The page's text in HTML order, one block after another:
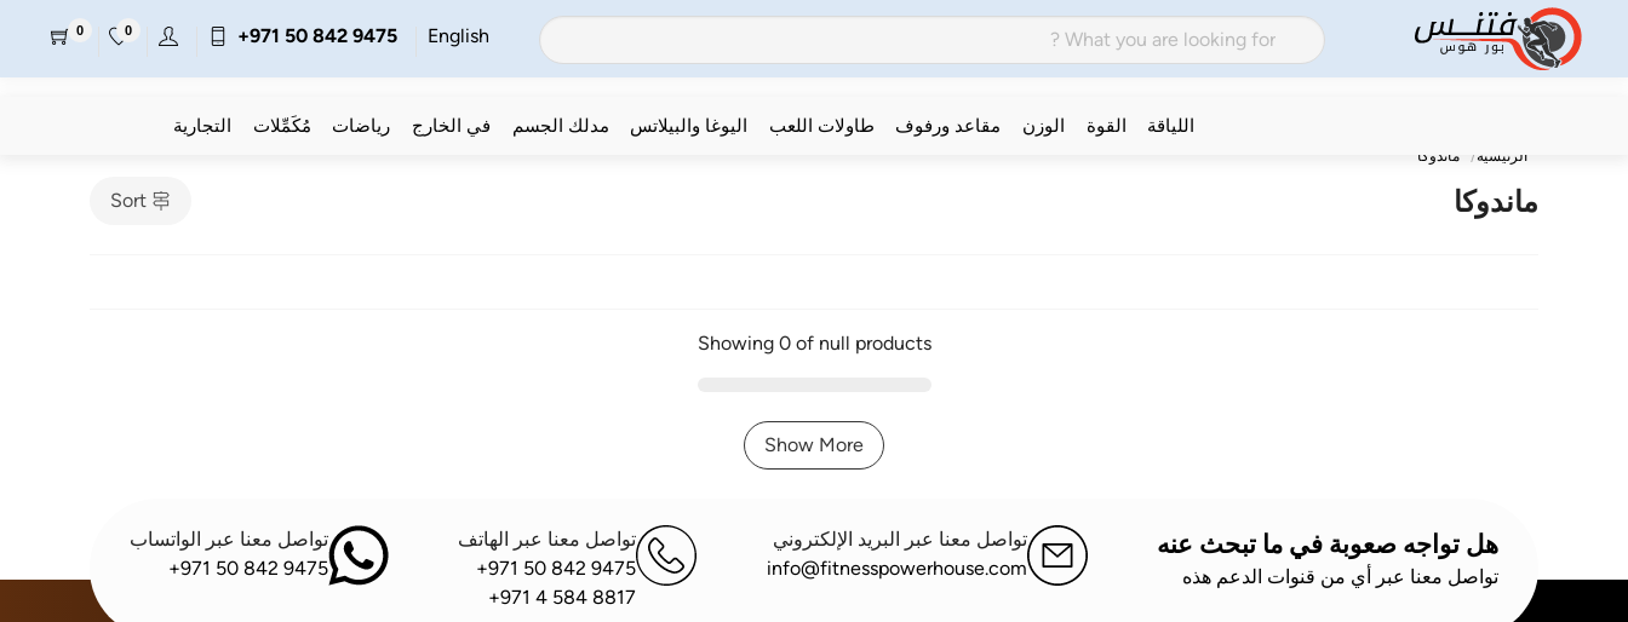
English
+971 50 842 9475
0
0
اللياقة القوة الوزن مقاعد ورفوف طاولات اللعب اليوغا والبيلاتس مدلك الجسم في الخارج رياضات مُكَمِّلات التجارية
الرئيسية ماندوكا
ماندوكا Sort
Showing 0 of null products
Show More
هل تواجه صعوبة في ما تبحث عنه
تواصل معنا عبر أي من قنوات الدعم هذه
تواصل معنا عبر البريد الإلكتروني
info@fitnesspowerhouse.com
تواصل معنا عبر الهاتف
+971 50 842 9475
+971 4 584 8817
تواصل معنا عبر الواتساب
+971 50 842 9475